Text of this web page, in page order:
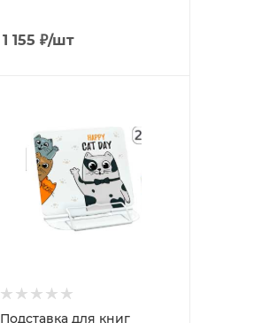
1 155 ₽/шт
Подставка для книг